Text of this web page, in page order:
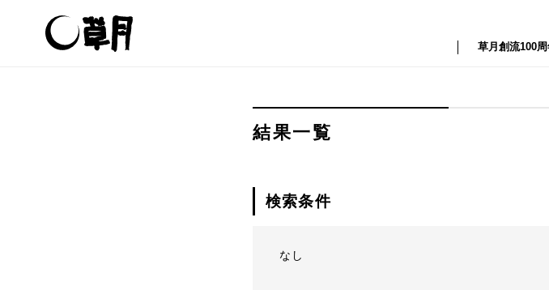
草月創流100
結果一覧
検索条件
なし